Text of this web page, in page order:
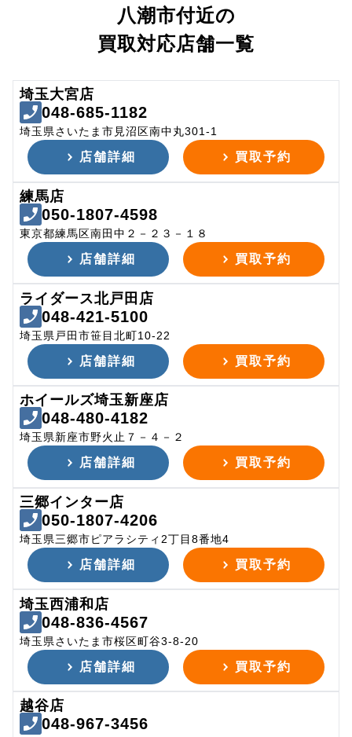
八潮市付近の
買取対応店舗一覧
埼玉大宮店
048-685-1182
埼玉県さいたま市見沼区南中丸301-1
店舗詳細 買取予約
練馬店
050-1807-4598
東京都練馬区南田中２－２３－１８
店舗詳細 買取予約
ライダース北戸田店
048-421-5100
埼玉県戸田市笹目北町10-22
店舗詳細 買取予約
ホイールズ埼玉新座店
048-480-4182
埼玉県新座市野火止７－４－２
店舗詳細 買取予約
三郷インター店
050-1807-4206
埼玉県三郷市ピアラシティ2丁目8番地4
店舗詳細 買取予約
埼玉西浦和店
048-836-4567
埼玉県さいたま市桜区町谷3-8-20
店舗詳細 買取予約
越谷店
048-967-3456